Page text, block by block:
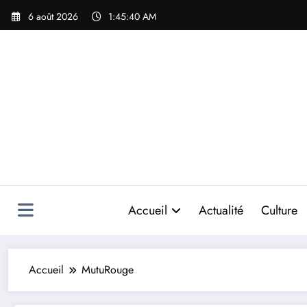
Aller
6 août 2026 1:45:40 AM
Accueil Actualité Culture
Accueil MutuRouge